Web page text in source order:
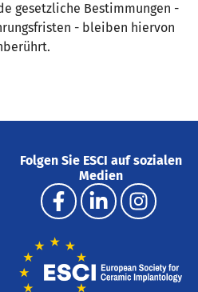
gesetzliche Bestimmungen -
- bleiben hiervon
Folgen Sie ESCI auf sozialen
Medien